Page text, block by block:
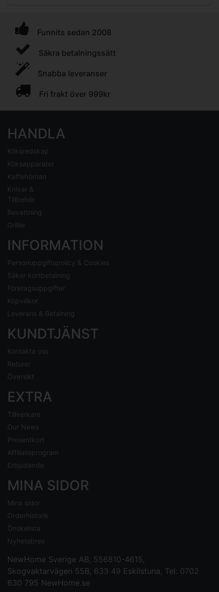
Funnits sedan 2008
Säkra betalningssätt
Snabba leveranser
Fri frakt över 999kr
HANDLA
Köksredskap
Köksapparater
Kaffehörnan
Knivar &
Tillbehör
Bevattning
Grillar
INFORMATION
Personuppgiftspolicy & Cookies
Säker kortbetalning
Företagsuppgifter
Köpvillkor
Leverans & Betalning
KUNDTJÄNST
Kontakta oss
Returer
Översikt
EXTRA
Tillverkare
Our News
Presentkort
Affiliateprogram
Erbjudande
MINA SIDOR
Mina sidor
Orderhistorik
Önskelista
Nyhetsbrev
NewHome Sverige AB, 556810-4615,
Skogvaktarvägen 55B, 633 49 Eskilstuna, Tel: 0702
630 795 NewHome.se